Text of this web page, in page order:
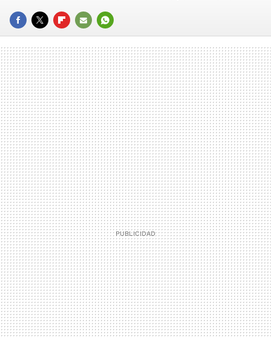
FACEBOOK
TWITTERFLIPBOARD
E-
MAIL
WHATSAPP